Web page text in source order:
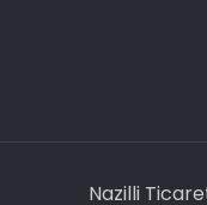
Nazilli